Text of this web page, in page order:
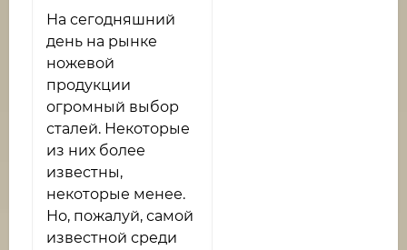
На сегодняшний
день на рынке
ножевой
продукции
огромный выбор
сталей. Некоторые
из них более
известны,
некоторые менее.
Но, пожалуй, самой
известной среди